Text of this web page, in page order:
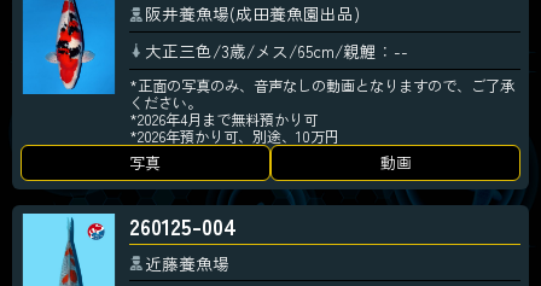
阪井養魚場(成田養魚園出品)
大正三色/3歳/メス/65cm/親鯉：--
*正面の写真のみ、音声なしの動画となりますので、ご了承
ください。
*2026年4月まで無料預かり可
*2026年預かり可、別途、10万円
写真 動画
260125-004
近藤養魚場